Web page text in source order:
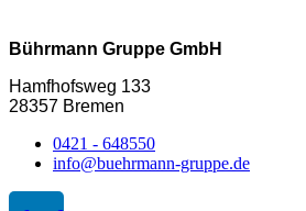
Bührmann Gruppe GmbH
Hamfhofsweg 133
28357 Bremen
0421 - 648550
info@buehrmann-gruppe.de